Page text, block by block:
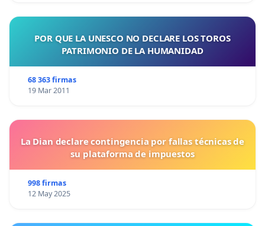
POR QUE LA UNESCO NO DECLARE LOS TOROS
PATRIMONIO DE LA HUMANIDAD
68 363 firmas
19 Mar 2011
La Dian declare contingencia por fallas técnicas de
su plataforma de impuestos
998 firmas
12 May 2025